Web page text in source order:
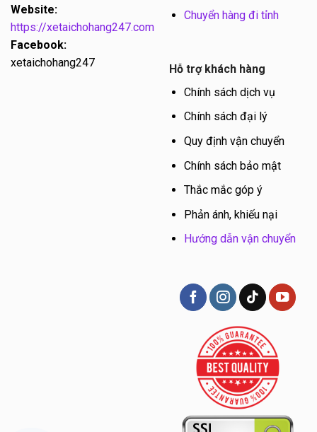
Website:
https://xetaichohang247.com
Facebook:
xetaichohang247
Chuyển hàng đi tỉnh
Hỗ trợ khách hàng
Chính sách dịch vụ
Chính sách đại lý
Quy định vận chuyển
Chính sách bảo mật
Thắc mắc góp ý
Phản ánh, khiếu nại
Hướng dẫn vận chuyển